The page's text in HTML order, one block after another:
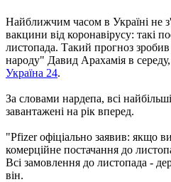
Найближчим часом в Україні не
вакцини від коронавірусу: такі
листопада. Такий прогноз зробив
народу" Давид Арахамія в середу,
Україна 24.
За словами нардепа, всі
завантажені на рік вперед.
"Pfizer офіціально заявив: якщо
комерційне постачання до
Всі замовлення до листопада -
він.